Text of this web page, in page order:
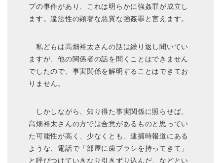
プの事件があり、これは明らかに強姦罪が成立し
ます。違法性の顕著な悪質な強姦罪と言えます。
私どもは高畑裕太さんの話は繰り返し聞いてい
ますが、他の関係者の話を聞くことはできません
でしたので、事実関係を解明することはできてお
りません。
しかしながら、知り得た事実関係に照らせば、
高畑裕太さんの方では合意があるものと思ってい
た可能性が高く、少なくとも、逮捕時報道にある
ような、電話で「部屋に歯ブラシを持ってきて」
と呼びつけていきなり引きずり込んだ、などとい